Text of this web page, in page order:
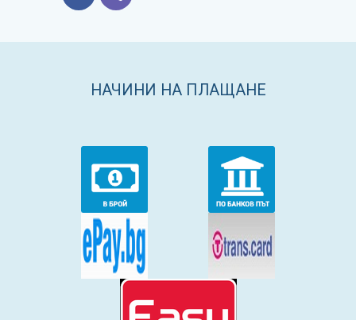
НАЧИНИ НА ПЛАЩАНЕ